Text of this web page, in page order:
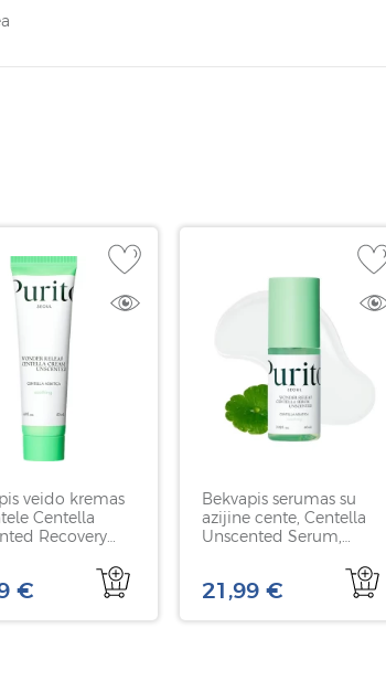
veido kremas
Centella
Recovery
€
Bekvapis serumas su
azijine cente, Centella
Unscented Serum,
21,99 €